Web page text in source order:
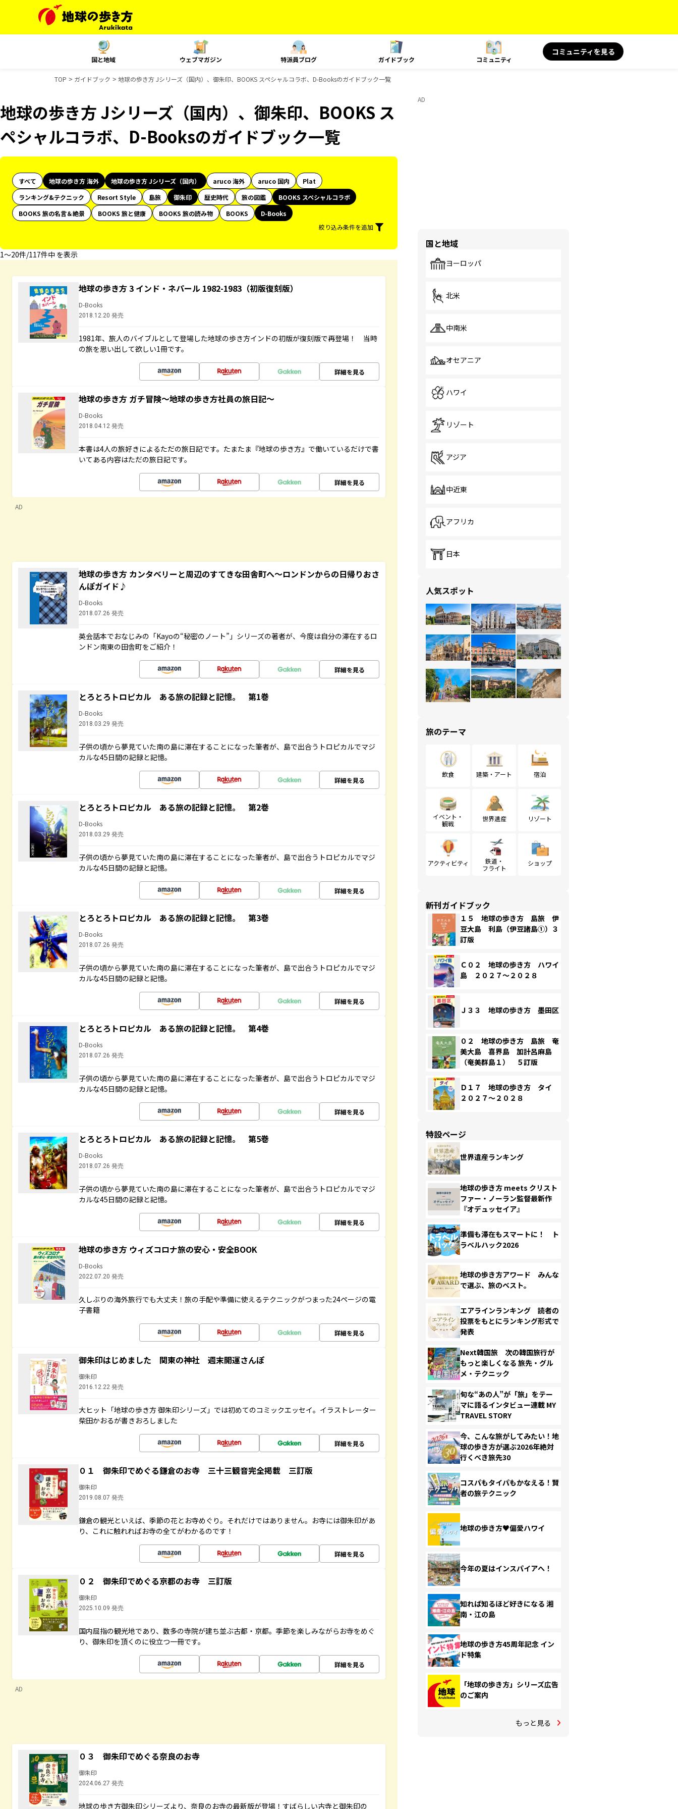
国と地域 ウェブマガジン 特派員ブログ ガイドブック コミュニティ
コミュニティを見る
TOP ガイドブック 地球の歩き方 Jシリーズ（国内）、御朱印、BOOKS スペシャルコラボ、D-Booksのガイドブック一覧
地球の歩き方 Jシリーズ（国内）、御朱印、BOOKS ス
ペシャルコラボ、D-Booksのガイドブック一覧
すべて 地球の歩き方 海外 地球の歩き方 Jシリーズ（国内） aruco 海外 aruco 国内
Plat
ランキング&テクニック
Resort Style 島旅 御朱印 歴史時代 旅の図鑑
BOOKS スペシャルコラボ
BOOKS 旅の名言＆絶景
BOOKS 旅と健康 BOOKS 旅の読み物 BOOKS
D-Books
絞り込み条件を追加
1〜20件/117件中 を表示
地球の歩き方 3 インド・ネパール 1982-1983（初版復刻版）
D-Books
2018.12.20 発売
1981年、旅人のバイブルとして登場した地球の歩き方インドの初版が復刻版で再登場！ 当時
の旅を思い出して欲しい1冊です。
詳細を見る
地球の歩き方 ガチ冒険～地球の歩き方社員の旅日記～
D-Books
2018.04.12 発売
本書は4人の旅好きによるただの旅日記です。たまたま『地球の歩き方』で働いているだけで書
いてある内容はただの旅日記です。
詳細を見る
AD
地球の歩き方 カンタベリーと周辺のすてきな田舎町へ～ロンドンからの日帰りおさ
んぽガイド♪
D-Books
2018.07.26 発売
英会話本でおなじみの「Kayoの“秘密のノート”」シリーズの著者が、今度は自分の滞在するロ
ンドン南東の田舎町をご紹介！
詳細を見る
とろとろトロピカル ある旅の記録と記憶。 第1巻
D-Books
2018.03.29 発売
子供の頃から夢見ていた南の島に滞在することになった筆者が、島で出合うトロピカルでマジ
カルな45日間の記録と記憶。
詳細を見る
とろとろトロピカル ある旅の記録と記憶。 第2巻
D-Books
2018.03.29 発売
子供の頃から夢見ていた南の島に滞在することになった筆者が、島で出合うトロピカルでマジ
カルな45日間の記録と記憶。
詳細を見る
とろとろトロピカル ある旅の記録と記憶。 第3巻
D-Books
2018.07.26 発売
子供の頃から夢見ていた南の島に滞在することになった筆者が、島で出合うトロピカルでマジ
カルな45日間の記録と記憶。
詳細を見る
とろとろトロピカル ある旅の記録と記憶。 第4巻
D-Books
2018.07.26 発売
子供の頃から夢見ていた南の島に滞在することになった筆者が、島で出合うトロピカルでマジ
カルな45日間の記録と記憶。
詳細を見る
とろとろトロピカル ある旅の記録と記憶。 第5巻
D-Books
2018.07.26 発売
子供の頃から夢見ていた南の島に滞在することになった筆者が、島で出合うトロピカルでマジ
カルな45日間の記録と記憶。
詳細を見る
地球の歩き方 ウィズコロナ旅の安心・安全BOOK
D-Books
2022.07.20 発売
久しぶりの海外旅行でも大丈夫！旅の手配や準備に使えるテクニックがつまった24ページの電
子書籍
詳細を見る
御朱印はじめました 関東の神社 週末開運さんぽ
御朱印
2016.12.22 発売
大ヒット「地球の歩き方 御朱印シリーズ」では初めてのコミックエッセイ。イラストレーター
柴田かおるが書きおろしました
詳細を見る
０１ 御朱印でめぐる鎌倉のお寺 三十三観音完全掲載 三訂版
御朱印
2019.08.07 発売
鎌倉の観光といえば、季節の花とお寺めぐり。それだけではありません。お寺には御朱印があ
り、これに触れればお寺の全てがわかるのです！
詳細を見る
０２ 御朱印でめぐる京都のお寺 三訂版
御朱印
2025.10.09 発売
国内屈指の観光地であり、数多の寺院が建ち並ぶ古都・京都。季節を楽しみながらお寺をめぐ
り、御朱印を頂くのに役立つ一冊です。
詳細を見る
AD
０３ 御朱印でめぐる奈良のお寺
御朱印
2024.06.27 発売
地球の歩き方御朱印シリーズより、奈良のお寺の最新版が登場！すばらしい古寺と御朱印の
AD
国と地域
ヨーロッパ
北米
中南米
オセアニア
ハワイ
リゾート
アジア
中近東
アフリカ
日本
人気スポット
旅のテーマ
飲食 建築・アート 宿泊
イベント・
観戦
世界遺産 リゾート
アクティビティ
鉄道・
フライト
ショップ
新刊ガイドブック
１５ 地球の歩き方 島旅 伊
豆大島 利島（伊豆諸島①）３
訂版
Ｃ０２ 地球の歩き方 ハワイ
島 ２０２７～２０２８
Ｊ３３ 地球の歩き方 墨田区
０２ 地球の歩き方 島旅 奄
美大島 喜界島 加計呂麻島
（奄美群島１） ５訂版
Ｄ１７ 地球の歩き方 タイ
２０２７～２０２８
特設ページ
世界遺産ランキング
地球の歩き方 meets クリスト
ファー・ノーラン監督最新作
『オデュッセイア』
準備も滞在もスマートに！ ト
ラベルハック2026
地球の歩き方アワード みんな
で選ぶ、旅のベスト。
エアラインランキング 読者の
投票をもとにランキング形式で
発表
Next韓国旅 次の韓国旅行が
もっと楽しくなる 旅先・グル
メ・テクニック
旬な“あの人”が「旅」をテー
マに語るインタビュー連載 MY
TRAVEL STORY
今、こんな旅がしてみたい！地
球の歩き方が選ぶ2026年絶対
行くべき旅先30
コスパもタイパもかなえる！賢
者の旅テクニック
地球の歩き方♥偏愛ハワイ
今年の夏はインスパイアへ！
知れば知るほど好きになる 湘
南・江の島
地球の歩き方45周年記念 イン
ド特集
「地球の歩き方」シリーズ広告
のご案内
もっと見る